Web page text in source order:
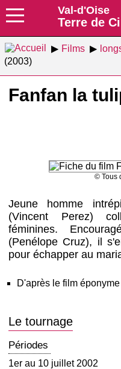
Val-d'Oise
Terre de
Films
(2003)
Fanfan la
© Tous
Jeune homme
(Vincent Perez)
féminines.
(Penélope Cruz), il
pour échapper au
D'après le film
Le tournage
Périodes
1er au 10 juillet 2002